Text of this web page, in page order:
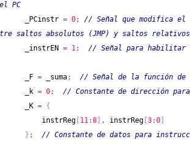
PC
= 0;
// Señal que modifica el
saltos absolutos (JMP) y saltos relativos
= 1;
// Señal para habilitar
= _suma;
// Señal de la función de
= 0;
// Constante de dirección
= {
11:8 , instrReg 3:0
} ;
// Constante de datos para